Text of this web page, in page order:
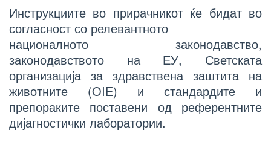
Инструкциите во прирачникот ќе бидат во
согласност со релевантното
националното законодавство,
законодавството на ЕУ, Светската
организација за здравствена заштита на
животните (OIE) и стандардите и
препораките поставени од референтните
дијагностички лаборатории.